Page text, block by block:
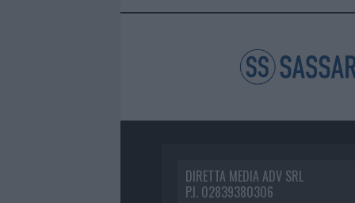
DIRETTA MEDIA ADV SRL
P.I. 02839380306